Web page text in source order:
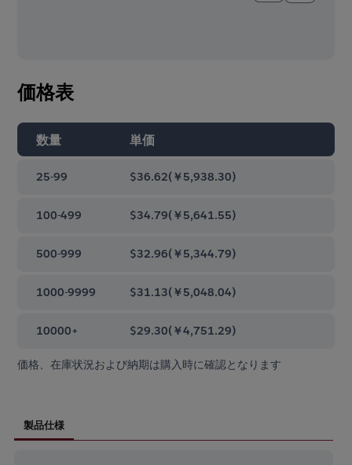
価格表
数量 単価
25-99 $36.62(￥5,938.30)
100-499 $34.79(￥5,641.55)
500-999 $32.96(￥5,344.79)
1000-9999 $31.13(￥5,048.04)
10000+ $29.30(￥4,751.29)
価格、在庫状況および納期は購入時に確認となります
製品仕様